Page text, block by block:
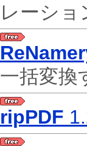
レーショ
一括変換
ripPDF